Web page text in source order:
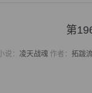
第
说： 凌天战魂作者： 拓跋